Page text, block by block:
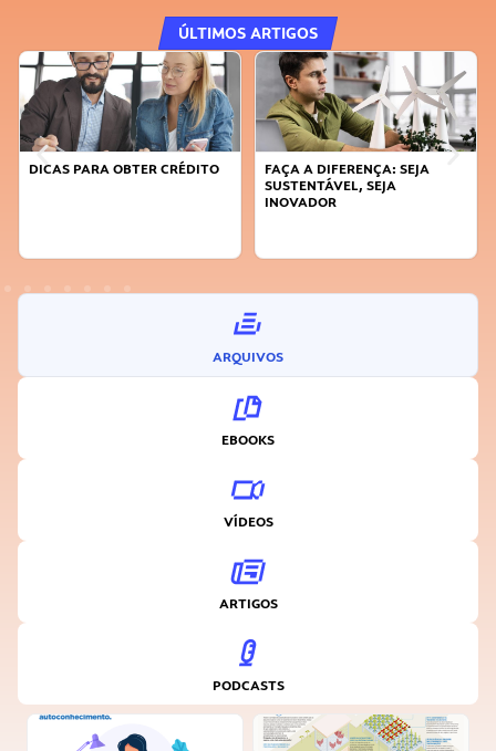
ÚLTIMOS ARTIGOS
DICAS PARA OBTER CRÉDITO
FAÇA A DIFERENÇA: SEJA
SUSTENTÁVEL, SEJA
INOVADOR
ARQUIVOS
EBOOKS
VÍDEOS
ARTIGOS
PODCASTS